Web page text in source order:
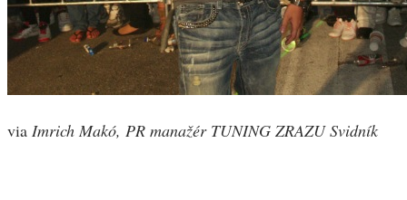
via Imrich Makó, PR manažér TUNING ZRAZU Svidník